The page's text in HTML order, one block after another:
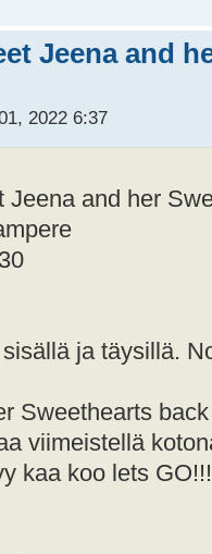
Jeena and
2022 6:37
Jeena and her
ja täysillä.
Sweethearts
viimeistellä
kaa koo lets